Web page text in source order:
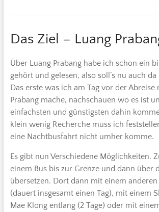
Das Ziel – Luang
Über Luang Prabang habe ich schon ein
gehört und gelesen, also soll’s nu auch da
Das erste was ich am Tag vor der Abreise
Prabang mache, nachschauen wo es ist
einfachsten und günstigsten dahin
klein wenig Recherche muss ich
eine Nachtbusfahrt nicht umher komme.
Es gibt nun Verschiedene Möglichkeiten.
einem Bus bis zur Grenze und dann über
übersetzen. Dort dann mit einem
(dauert insgesamt einen Tag), mit einem
Mae Klong entlang (2 Tage) oder mit